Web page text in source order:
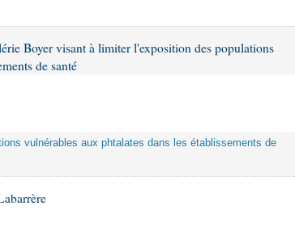
Boyer visant à limiter l'exposition des populations
de santé
vulnérables aux phtalates dans les établissements de